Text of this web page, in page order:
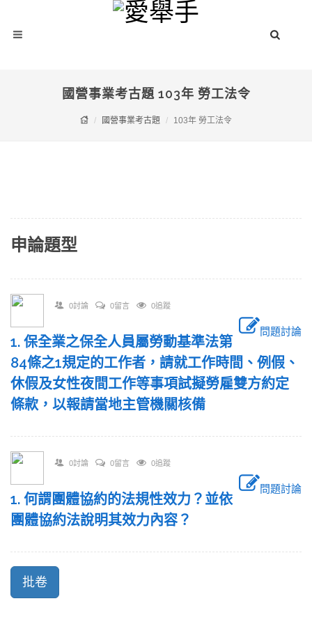
國營事業考古題 103年 勞工法令
國營事業考古題 103年 勞工法令
申論題型
0討論 0留言 0追蹤
問題討論
1. 保全業之保全人員屬勞動基準法第
84條之1規定的工作者，請就工作時間、例假、
休假及女性夜間工作等事項試擬勞雇雙方約定
條款，以報請當地主管機關核備
0討論 0留言 0追蹤
問題討論
1. 何謂團體協約的法規性效力？並依
團體協約法說明其效力內容？